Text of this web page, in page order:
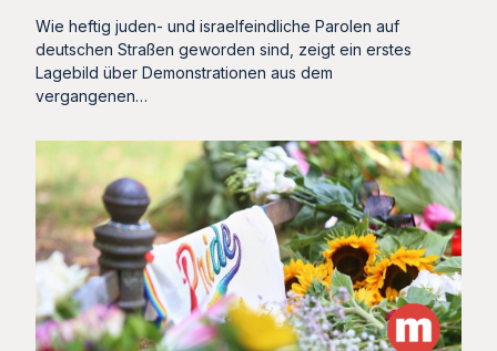
Wie heftig juden- und israelfeindliche Parolen auf
deutschen Straßen geworden sind, zeigt ein erstes
Lagebild über Demonstrationen aus dem
vergangenen…